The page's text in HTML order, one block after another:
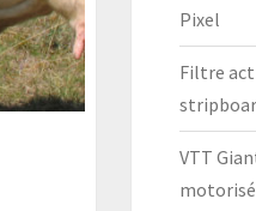
Pixel
Filtre
VTT
motorisé